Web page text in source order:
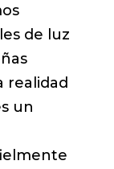
de luz
realidad
un